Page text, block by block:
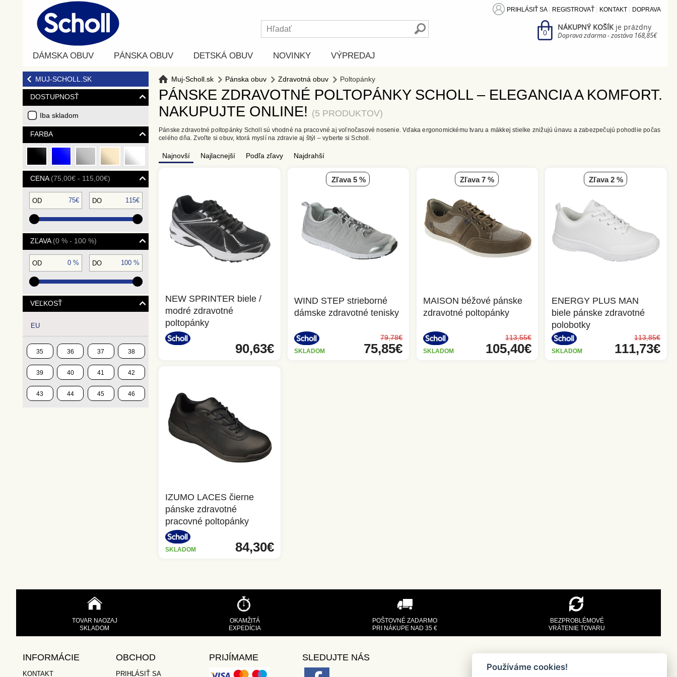
PRIHLÁSIŤ SA REGISTROVAŤ KONTAKT DOPRAVA
0
NÁKUPNÝ KOŠÍK je prázdny
Doprava zdarma - zostáva 168,85€
DÁMSKA OBUV PÁNSKA OBUV DETSKÁ OBUV NOVINKY VÝPREDAJ
Muj-Scholl.sk Pánska obuv Zdravotná obuv Poltopánky
MUJ-SCHOLL.SK
DOSTUPNOSŤ
Iba skladom
FARBA
ČIERNAMODRÁ STRIEBORNÁ
BÉŽOVÁBIELA
CENA 75,00€ - 115,00€
OD 75€ DO 115€
ZĽAVA 0 % - 100 %
OD 0 % DO 100 %
VEĽKOSŤ
EU
35 36 37 38
39 40 41 42
43 44 45 46
PÁNSKE ZDRAVOTNÉ POLTOPÁNKY SCHOLL – ELEGANCIA A KOMFORT.
NAKUPUJTE ONLINE!
5 PRODUKTOV
Pánske zdravotné poltopánky Scholl sú vhodné na pracovné aj voľnočasové nosenie. Vďaka ergonomickému tvaru a mäkkej stielke znižujú únavu a zabezpečujú pohodlie počas
celého dňa. Zvoľte si obuv, ktorá myslí na zdravie aj štýl – vyberte si Scholl.
Najnovší Najlacnejší Podľa zľavy Najdrahší
NEW SPRINTER biele /
modré zdravotné
poltopánky
90,63€
zľava 5 %
WIND STEP strieborné
dámske zdravotné tenisky
79,78€
75,85€
SKLADOM
zľava 7 %
MAISON béžové pánske
zdravotné poltopánky
113,55€
105,40€
SKLADOM
zľava 2 %
ENERGY PLUS MAN
biele pánske zdravotné
polobotky
113,85€
111,73€
SKLADOM
IZUMO LACES čierne
pánske zdravotné
pracovné poltopánky
84,30€
SKLADOM
TOVAR NAOZAJ
SKLADOM
OKAMŽITÁ
EXPEDÍCIA
POŠTOVNÉ ZADARMO
PRI NÁKUPE NAD 35 €
BEZPROBLÉMOVÉ
VRÁTENIE TOVARU
INFORMÁCIE
KONTAKT
OBCHOD
PRIHLÁSIŤ SA
PRIJÍMAME
SLEDUJTE NÁS
Používáme cookies!